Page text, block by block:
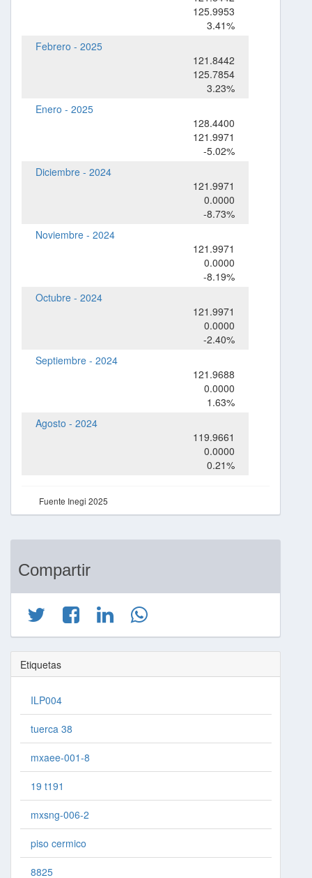
125.9953
3.41%
Febrero - 2025
121.8442
125.7854
3.23%
Enero - 2025
128.4400
121.9971
-5.02%
Diciembre - 2024
121.9971
0.0000
-8.73%
Noviembre - 2024
121.9971
0.0000
-8.19%
Octubre - 2024
121.9971
0.0000
-2.40%
Septiembre - 2024
121.9688
0.0000
1.63%
Agosto - 2024
119.9661
0.0000
0.21%
Fuente Inegi 2025
Compartir
Etiquetas
ILP004
tuerca 38
mxaee-001-8
19 t191
mxsng-006-2
piso cermico
8825